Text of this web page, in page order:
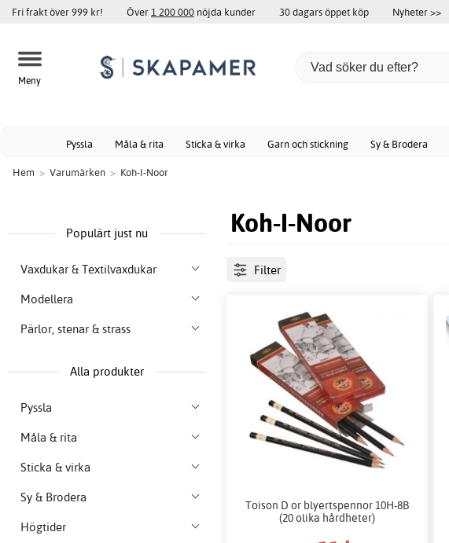
Fri frakt över 999 kr! Över1 200 000 nöjda kunder 30 dagars öppet köp Nyheter >>
Meny
Pyssla Måla & rita Sticka & virka Garn och stickning Sy & Brodera
Hem > Varumärken > Koh-I-Noor
Koh-I-Noor
Populärt just nu
Vaxdukar & Textilvaxdukar
Modellera
Pärlor, stenar & strass
Alla produkter
Pyssla
Måla & rita
Sticka & virka
Sy & Brodera
Högtider
Filter
Toison D or blyertspennor 10H-8B
(20 olika hårdheter)